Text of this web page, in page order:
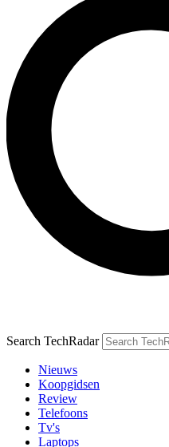
Search TechRadar
Nieuws
Koopgidsen
Review
Telefoons
Tv's
Laptops